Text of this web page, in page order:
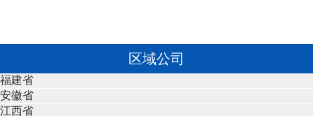
区域公司
福建省
安徽省
江西省